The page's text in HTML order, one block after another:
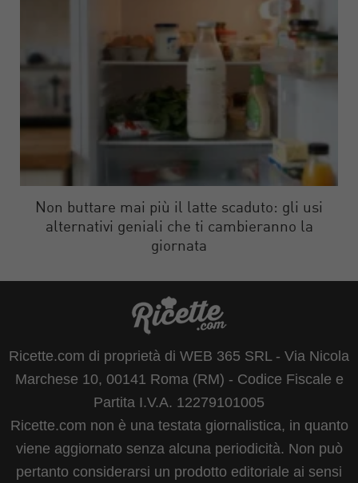
Non buttare mai più il latte scaduto: gli usi
alternativi geniali che ti cambieranno la
giornata
Ricette.com di proprietà di WEB 365 SRL - Via Nicola
Marchese 10, 00141 Roma (RM) - Codice Fiscale e
Partita I.V.A. 12279101005
Ricette.com non è una testata giornalistica, in quanto
viene aggiornato senza alcuna periodicità. Non può
pertanto considerarsi un prodotto editoriale ai sensi